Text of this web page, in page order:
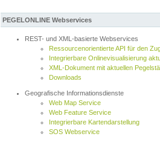
PEGELONLINE Webservices
REST- und XML-basierte Webservices
Ressourcenorientierte API für den
Integrierbare Onlinevisualisierung
XML-Dokument mit aktuellen
Downloads
Geografische Informationsdienste
Web Map Service
Web Feature Service
Integrierbare Kartendarstellung
SOS Webservice